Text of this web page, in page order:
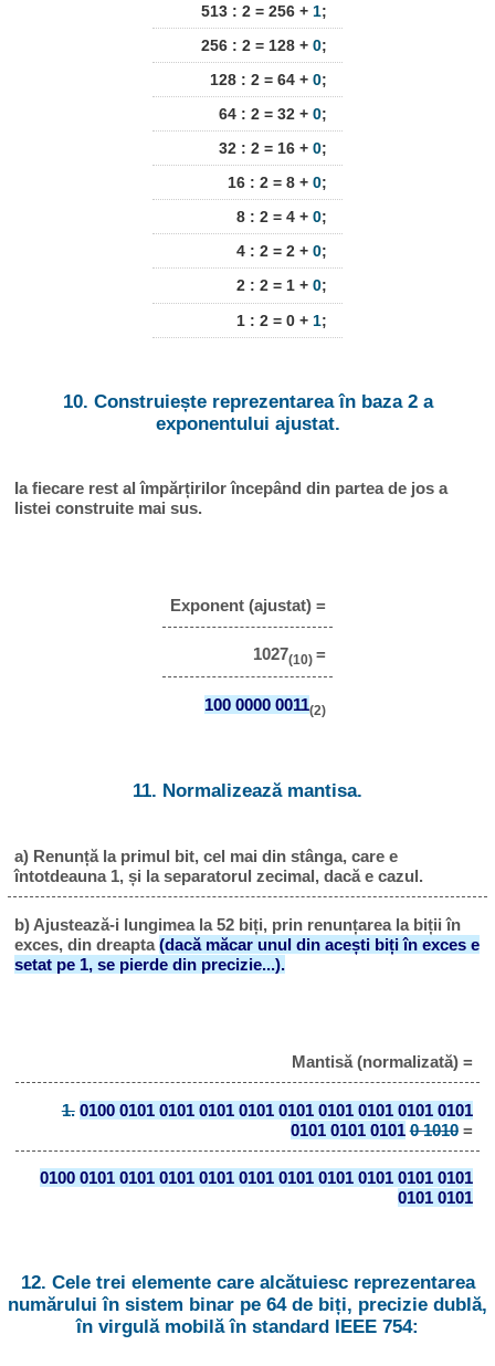
513 : 2 = 256 + 1;
256 : 2 = 128 + 0;
128 : 2 = 64 + 0;
64 : 2 = 32 + 0;
32 : 2 = 16 + 0;
16 : 2 = 8 + 0;
8 : 2 = 4 + 0;
4 : 2 = 2 + 0;
2 : 2 = 1 + 0;
1 : 2 = 0 + 1;
10. Construiește reprezentarea în baza 2 a
exponentului ajustat.
Ia fiecare rest al împărțirilor începând din partea de jos a
listei construite mai sus.
Exponent (ajustat) =
1027(10) =
100 0000 0011(2)
11. Normalizează mantisa.
a) Renunță la primul bit, cel mai din stânga, care e
întotdeauna 1, și la separatorul zecimal, dacă e cazul.
b) Ajustează-i lungimea la 52 biți, prin renunțarea la biții în
exces, din dreapta(dacă măcar unul din acești biți în exces e
setat pe 1, se pierde din precizie...).
Mantisă (normalizată) =
1. 0100 0101 0101 0101 0101 0101 0101 0101 0101 0101
0101 0101 0101 0 1010=
0100 0101 0101 0101 0101 0101 0101 0101 0101 0101 0101
0101 0101
12. Cele trei elemente care alcătuiesc reprezentarea
numărului în sistem binar pe 64 de biți, precizie dublă,
în virgulă mobilă în standard IEEE 754: